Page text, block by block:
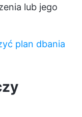
lub jego
plan dbania